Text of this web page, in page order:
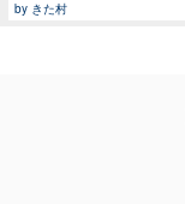
by きた村